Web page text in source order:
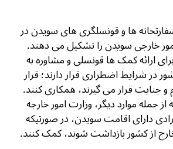
ها و قونسلگری های سویدن در
خارجی سویدن را تشکیل می دهند.
ارائه کمک ها قونسلی و مشاوره به
در شرایط اضطراری قرار دارند؛ قرار
جنایت قرار می گیرند، همکاری کنند.
جمله موارد دیگر، وزارت امور خارجه
دارای اقامت سویدن، در صورتیکه
از کشور بازداشت شوند، کمک کنند.